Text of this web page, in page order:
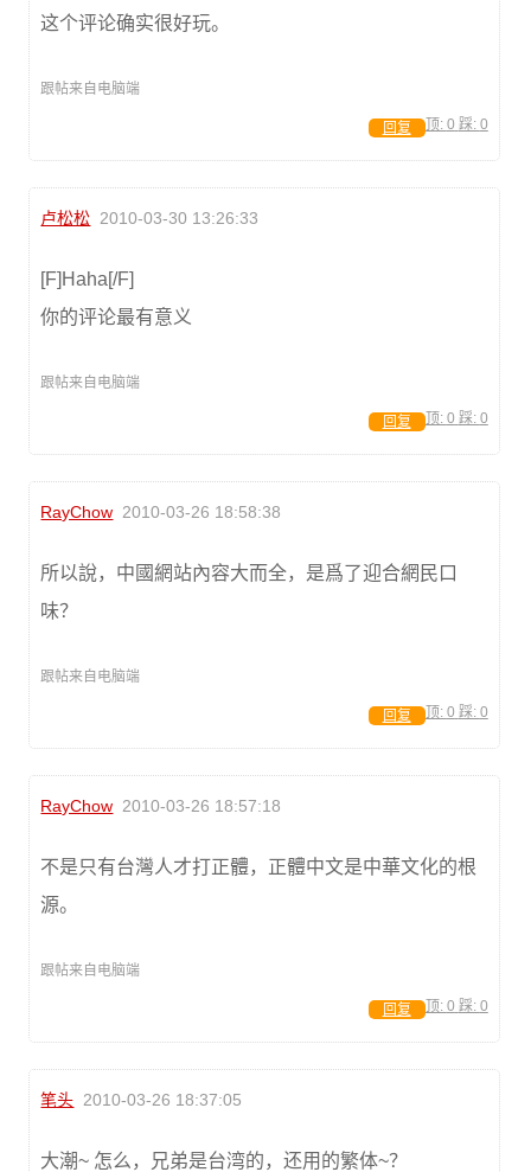
这个评论确实很好玩。
跟帖来自电脑端
顶: 0 踩: 0
回复
卢松松 2010-03-30 13:26:33
[F]Haha[/F]
你的评论最有意义
跟帖来自电脑端
顶: 0 踩: 0
回复
RayChow 2010-03-26 18:58:38
所以說，中國網站內容大而全，是爲了迎合網民口
味？
跟帖来自电脑端
顶: 0 踩: 0
回复
RayChow 2010-03-26 18:57:18
不是只有台灣人才打正體，正體中文是中華文化的根
源。
跟帖来自电脑端
顶: 0 踩: 0
回复
笔头 2010-03-26 18:37:05
大潮~ 怎么，兄弟是台湾的，还用的繁体~？